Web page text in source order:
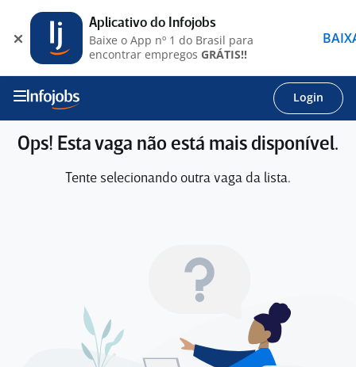
Login
Ops! Esta vaga não está mais disponível.
Tente selecionando outra vaga da lista.
Aplicativo do Infojobs
Baixe o App nº 1 do Brasil para
encontrar empregos GRÁTIS!!